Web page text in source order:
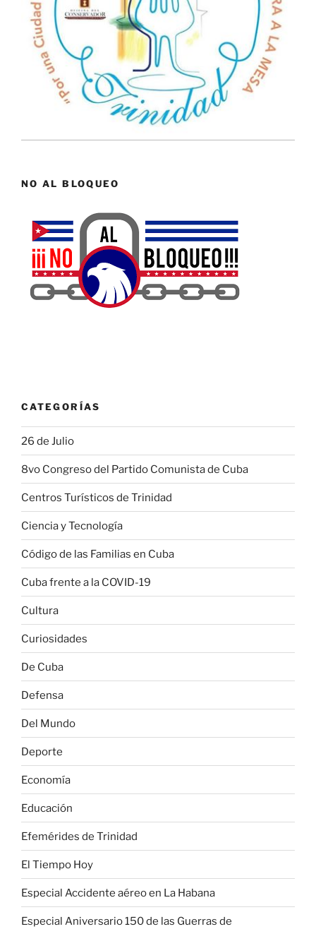
NO AL BLOQUEO
CATEGORÍAS
26 de Julio
8vo Congreso del Partido Comunista de Cuba
Centros Turísticos de Trinidad
Ciencia y Tecnología
Código de las Familias en Cuba
Cuba frente a la COVID-19
Cultura
Curiosidades
De Cuba
Defensa
Del Mundo
Deporte
Economía
Educación
Efemérides de Trinidad
El Tiempo Hoy
Especial Accidente aéreo en La Habana
Especial Aniversario 150 de las Guerras de